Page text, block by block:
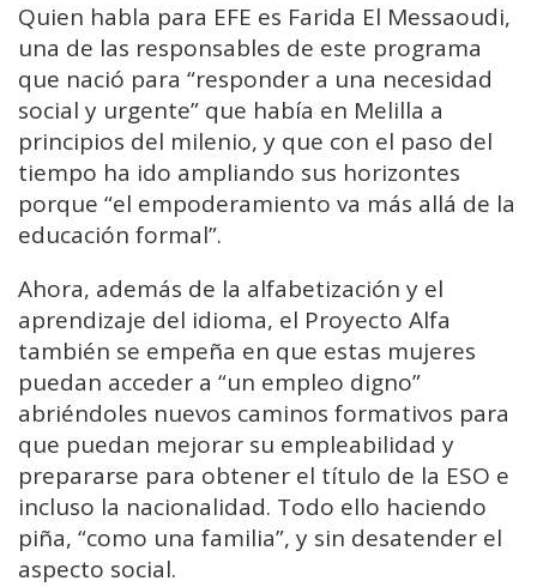
Quien habla para EFE es Farida El Messaoudi,
una de las responsables de este programa
que nació para “responder a una necesidad
social y urgente” que había en Melilla a
principios del milenio, y que con el paso del
tiempo ha ido ampliando sus horizontes
porque “el empoderamiento va más allá de la
educación formal”.
Ahora, además de la alfabetización y el
aprendizaje del idioma, el Proyecto Alfa
también se empeña en que estas mujeres
puedan acceder a “un empleo digno”
abriéndoles nuevos caminos formativos para
que puedan mejorar su empleabilidad y
prepararse para obtener el título de la ESO e
incluso la nacionalidad. Todo ello haciendo
piña, “como una familia”, y sin desatender el
aspecto social.